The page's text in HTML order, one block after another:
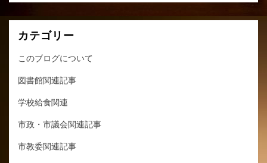
カテゴリー
このブログについて
図書館関連記事
学校給食関連
市政・市議会関連記事
市教委関連記事